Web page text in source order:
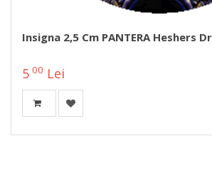
Insigna 2,5 Cm PANTERA Heshers
5 00 Lei